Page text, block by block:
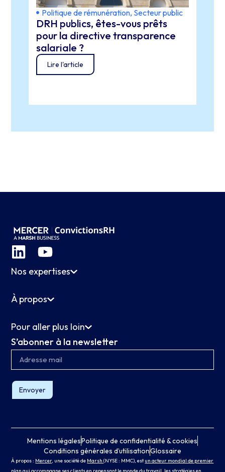
Politique de rémunération, Secteur public
DRH publics, êtes-vous prêts
pour la directive transparence
salariale ?
Lire l'article
Nos expertises
À propos
Pour aller plus loin
S’abonner à la newsletter
Envoyer
Mentions légalesPolitique de confidentialité & cookies
Conditions générales d’utilisationGlossaire
À propos : Mercer, une société de Marsh(NYSE : MMC), estun acteur mondial de premier
plan qui accompagne ses clients en repensant le monde du travail, les stratégies en